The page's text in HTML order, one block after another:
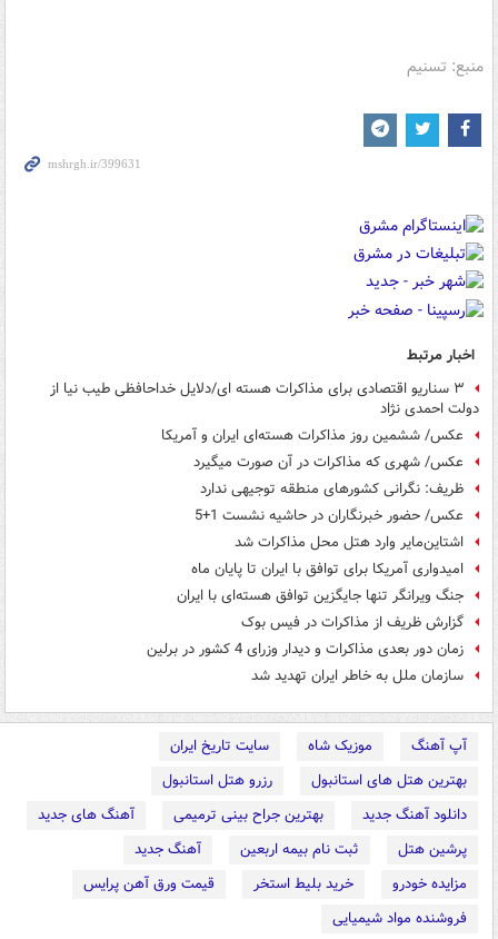
منبع: تسنیم
اخبار مرتبط
۳ سناریو اقتصادی برای مذاکرات هسته ای/دلایل خداحافظی طیب نیا از
دولت احمدی نژاد
عکس/ ششمین روز مذاکرات هسته‌ای ایران و آمریکا
عکس/ شهری که مذاکرات در آن صورت میگیرد
ظریف: نگرانی کشورهای منطقه توجیهی ندارد
عکس/ حضور خبرنگاران در حاشیه نشست 1+5
اشتاین‌مایر وارد هتل محل مذاکرات شد
امیدواری آمریکا برای توافق با ایران تا پایان ماه
جنگ ویرانگر تنها جایگزین توافق هسته‌ای با ایران
گزارش ظریف از مذاکرات در فیس بوک
زمان دور بعدی مذاکرات و دیدار وزرای 4 کشور در برلین
سازمان ملل به خاطر ایران تهدید شد
آپ آهنگ موزیک شاه
سایت تاریخ ایران
بهترین هتل های استانبول
رزرو هتل استانبول
دانلود آهنگ جدید
بهترین جراح بینی ترمیمی
آهنگ های جدید
پرشین هتل
ثبت نام بیمه اربعین
آهنگ جدید
مزایده خودرو
خرید بلیط استخر
قیمت ورق آهن پرایس
فروشنده مواد شیمیایی